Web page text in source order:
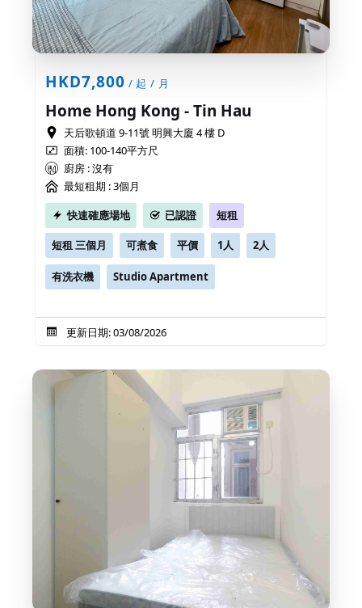
HKD7,800 / 起 / 月
Home Hong Kong - Tin Hau
天后歌頓道 9-11號 明興大廈 4 樓 D
面積: 100-140平方尺
廚房 : 沒有
最短租期 :3個月
快速確應場地
已認證 短租
短租 三個月 可煮食 平價 1人 2人
有洗衣機 Studio Apartment
更新日期: 03/08/2026